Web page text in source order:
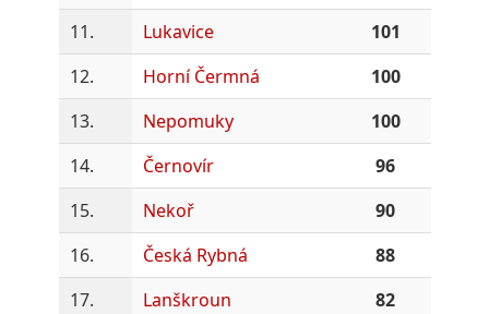
11.
Lukavice
101
12.
Horní Čermná
100
13.
Nepomuky
100
14.
Černovír
96
15.
Nekoř
90
16.
Česká Rybná
88
17.
Lanškroun
82